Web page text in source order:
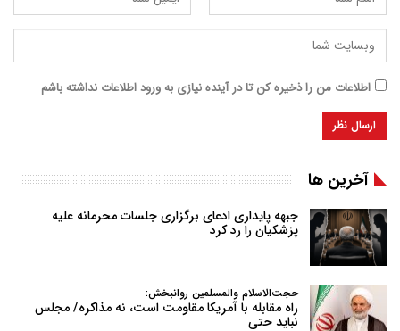
اطلاعات من را ذخیره کن تا در آینده نیازی به ورود اطلاعات نداشته باشم
آخرین ها
جبهه پایداری ادعای برگزاری جلسات محرمانه علیه
پزشکیان را رد کرد
حجت‌الاسلام والمسلمین روانبخش:
راه مقابله با آمریکا مقاومت است، نه مذاکره/ مجلس
نباید حتی